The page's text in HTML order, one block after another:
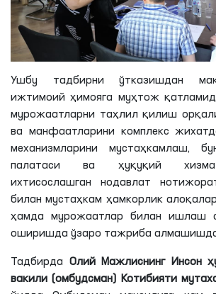
Ушбу тадбирни ўтказишдан
ижтимоий ҳимояга муҳтож
мурожаатларни таҳлил қилиш
ва манфаатларини комплекс
механизмларини мустаҳкамлаш,
палатаси ва ҳуқуқий
ихтисослашган нодавлат
билан мустаҳкам ҳамкорлик
ҳамда мурожаатлар билан ишлаш
оширишда ўзаро тажриба
Тадбирда Олий Мажлиснинг Инсон
вакили (омбудсман) Котибияти